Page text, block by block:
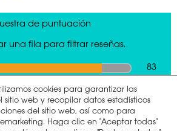
cookies para garantizar las
sitio web y recopilar datos estadísticos
del sitio web, así como para
Haga clic en "Aceptar todas"